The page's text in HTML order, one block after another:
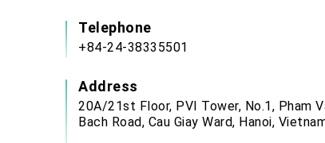
Telephone
+84-24-38335501
Address
20A/21st Floor, PVI Tower, No.1, Pham
Bach Road, Cau Giay Ward, Hanoi,